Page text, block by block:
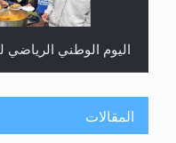
اليوم الوطني الرياضي
المقالات